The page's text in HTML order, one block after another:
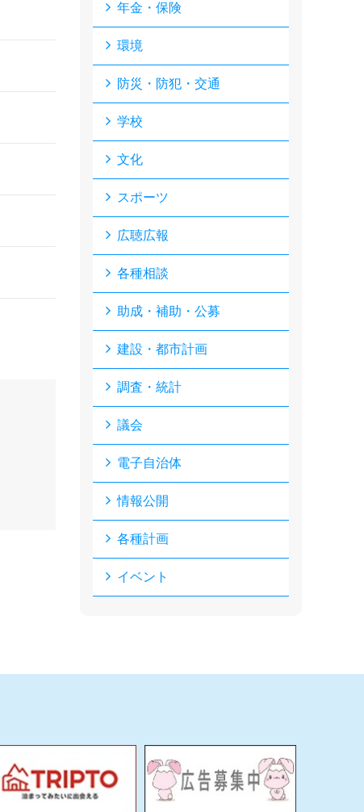
年金・保険
環境
防災・防犯・交通
学校
文化
スポーツ
広聴広報
各種相談
助成・補助・公募
建設・都市計画
調査・統計
議会
電子自治体
情報公開
各種計画
イベント